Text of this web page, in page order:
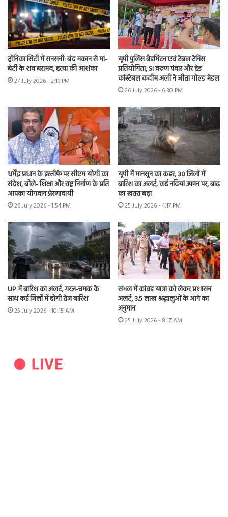
ट्रॉनिका सिटी में सनसनी: बंद मकान से मां-
बेटी के शव बरामद, हत्या की आशंका
27 July 2026 - 2:19 PM
यूपी पुलिस बैडमिंटन एवं टेबल टेनिस
प्रतियोगिता, SI वरुण पंवार और हेड
कांस्टेबल कदीम अली ने जीता गोल्ड मेडल
26 July 2026 - 6:30 PM
धर्मेंद्र प्रधान के इस्तीफे पर सीएम योगी का
संदेश, बोले- शिक्षा और राष्ट्र निर्माण के प्रति
आपका योगदान प्रेरणादायी
26 July 2026 - 1:54 PM
यूपी में मानसून का कहर, 30 जिलों में
बारिश का अलर्ट, कई नदियां उफान पर, बाढ़
का खतरा बढ़ा
25 July 2026 - 4:17 PM
UP में बारिश का अलर्ट, गरज-चमक के
साथ कई जिलों में होगी तेज बारिश
25 July 2026 - 10:15 AM
संभल में कांवड़ यात्रा को लेकर प्रशासन
अलर्ट, 3.5 लाख श्रद्धालुओं के आने का
अनुमान
25 July 2026 - 8:17 AM